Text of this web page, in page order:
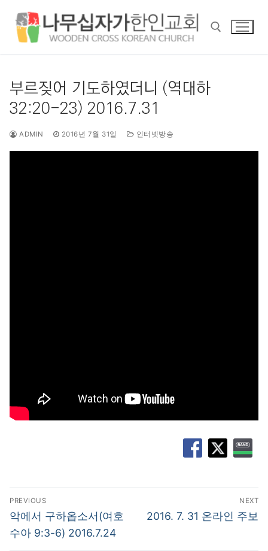
부르짖어 기도하였더니 (역대하
32:20-23) 2016.7.31
ADMIN 2016년 7월 31일 인터넷방송
글
탐
색
PREVIOUS
Previous
post:
악에서 구하옵소서(여호
수아 9:3-6) 2016.7.24
NEXT
Next
2016. 7. 31 온라인 주보